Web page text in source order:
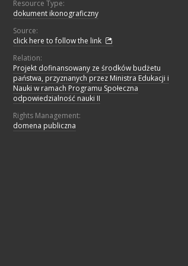
Resource Type:
dokument ikonograficzny
Source:
click here to follow the link
Relation:
Projekt dofinansowany ze środków budżetu
państwa, przyznanych przez Ministra Edukacji i
Nauki w ramach Programu Społeczna
odpowiedzialność nauki II
Rights Management:
domena publiczna